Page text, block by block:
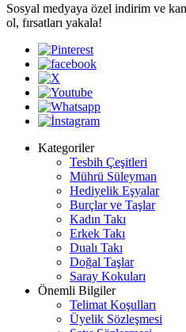
Sosyal medyaya özel indirim ve
ol, fırsatları yakala!
Kategoriler
Tesbih Çeşitleri
Mührü Süleyman
Hediyelik Eşyalar
Burçlar ve Taşlar
Kadın Takı
Erkek Takı
Dualı Takı
Doğal Taşlar
Saray Kokuları
Önemli Bilgiler
Telimat Koşulları
Üyelik Sözleşmesi